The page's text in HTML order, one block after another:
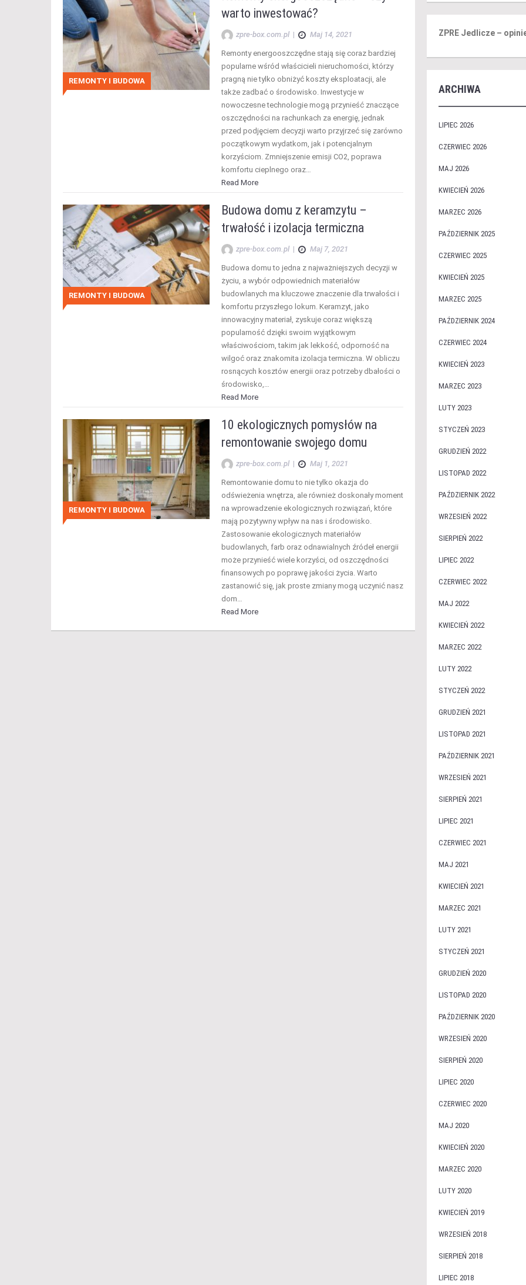
REMONTY I BUDOWA
warto inwestować?
zpre-box.com.pl | Maj 14, 2021
Remonty energooszczędne stają się coraz bardziej
popularne wśród właścicieli nieruchomości, którzy
pragną nie tylko obniżyć koszty eksploatacji, ale
także zadbać o środowisko. Inwestycje w
nowoczesne technologie mogą przynieść znaczące
oszczędności na rachunkach za energię, jednak
przed podjęciem decyzji warto przyjrzeć się zarówno
początkowym wydatkom, jak i potencjalnym
korzyściom. Zmniejszenie emisji CO2, poprawa
komfortu cieplnego oraz…
Read More
REMONTY I BUDOWA
Budowa domu z keramzytu –
trwałość i izolacja termiczna
zpre-box.com.pl | Maj 7, 2021
Budowa domu to jedna z najważniejszych decyzji w
życiu, a wybór odpowiednich materiałów
budowlanych ma kluczowe znaczenie dla trwałości i
komfortu przyszłego lokum. Keramzyt, jako
innowacyjny materiał, zyskuje coraz większą
popularność dzięki swoim wyjątkowym
właściwościom, takim jak lekkość, odporność na
wilgoć oraz znakomita izolacja termiczna. W obliczu
rosnących kosztów energii oraz potrzeby dbałości o
środowisko,…
Read More
REMONTY I BUDOWA
10 ekologicznych pomysłów na
remontowanie swojego domu
zpre-box.com.pl | Maj 1, 2021
Remontowanie domu to nie tylko okazja do
odświeżenia wnętrza, ale również doskonały moment
na wprowadzenie ekologicznych rozwiązań, które
mają pozytywny wpływ na nas i środowisko.
Zastosowanie ekologicznych materiałów
budowlanych, farb oraz odnawialnych źródeł energii
może przynieść wiele korzyści, od oszczędności
finansowych po poprawę jakości życia. Warto
zastanowić się, jak proste zmiany mogą uczynić nasz
dom…
Read More
ZPRE Jedlicze –
ARCHIWA
LIPIEC 2026
CZERWIEC 2026
MAJ 2026
KWIECIEŃ 2026
MARZEC 2026
PAŹDZIERNIK 2025
CZERWIEC 2025
KWIECIEŃ 2025
MARZEC 2025
PAŹDZIERNIK 2024
CZERWIEC 2024
KWIECIEŃ 2023
MARZEC 2023
LUTY 2023
STYCZEŃ 2023
GRUDZIEŃ 2022
LISTOPAD 2022
PAŹDZIERNIK 2022
WRZESIEŃ 2022
SIERPIEŃ 2022
LIPIEC 2022
CZERWIEC 2022
MAJ 2022
KWIECIEŃ 2022
MARZEC 2022
LUTY 2022
STYCZEŃ 2022
GRUDZIEŃ 2021
LISTOPAD 2021
PAŹDZIERNIK 2021
WRZESIEŃ 2021
SIERPIEŃ 2021
LIPIEC 2021
CZERWIEC 2021
MAJ 2021
KWIECIEŃ 2021
MARZEC 2021
LUTY 2021
STYCZEŃ 2021
GRUDZIEŃ 2020
LISTOPAD 2020
PAŹDZIERNIK 2020
WRZESIEŃ 2020
SIERPIEŃ 2020
LIPIEC 2020
CZERWIEC 2020
MAJ 2020
KWIECIEŃ 2020
MARZEC 2020
LUTY 2020
KWIECIEŃ 2019
WRZESIEŃ 2018
SIERPIEŃ 2018
LIPIEC 2018